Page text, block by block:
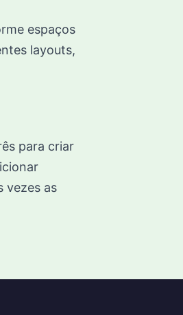
espaços
layouts,
para criar
vezes as